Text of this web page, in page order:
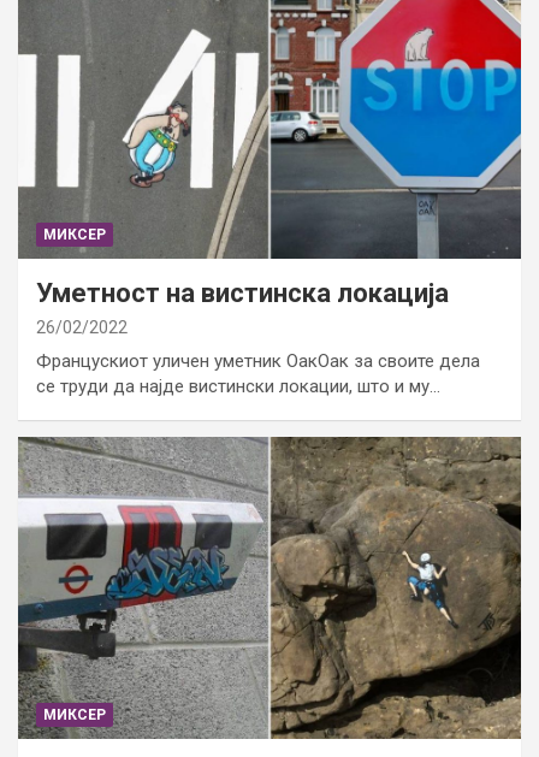
МИКСЕР
Уметност на вистинска локација
26/02/2022
Францускиот уличен уметник ОакОак за своите дела
се труди да најде вистински локации, што и му…
МИКСЕР